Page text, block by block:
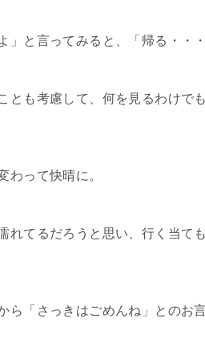
」と言ってみると、「帰る・・
とも考慮して、何を見るわけで
わって快晴に。
れてるだろうと思い、行く当て
ら「さっきはごめんね」とのお言